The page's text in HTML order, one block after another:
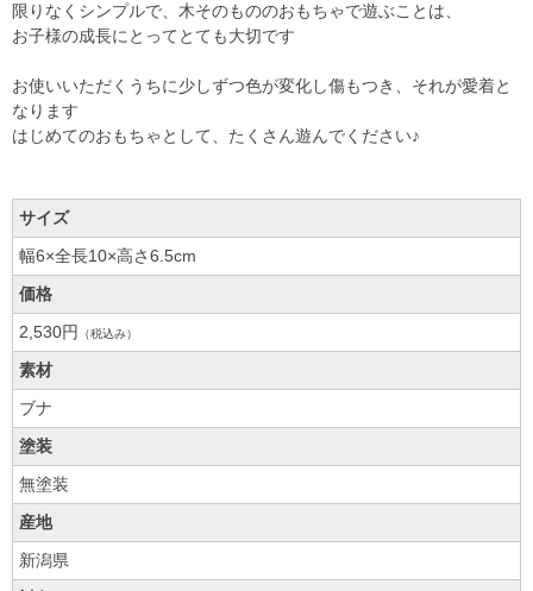
限りなくシンプルで、木そのもののおもちゃで遊ぶことは、
お子様の成長にとってとても大切です
お使いいただくうちに少しずつ色が変化し傷もつき、それが愛着と
なります
はじめてのおもちゃとして、たくさん遊んでください♪
サイズ
幅6×全長10×高さ6.5cm
価格
2,530円
（税込み）
素材
ブナ
塗装
無塗装
産地
新潟県